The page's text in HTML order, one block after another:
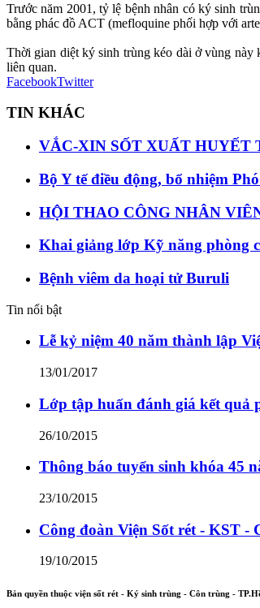
Trước năm 2001, tỷ lệ bệnh nhân có ký sinh
bằng phác đồ ACT (mefloquine phối hợp với
Thời gian diệt ký sinh trùng kéo dài ở vùng này
liên quan.
FacebookTwitter
TIN KHÁC
VẮC-XIN SỐT XUẤT HUYẾT
Bộ Y tế điều động, bổ nhiệm
HỘI THAO CÔNG NHÂN
Khai giảng lớp Kỹ năng phòng
Bệnh viêm da hoại tử Buruli
Tin nổi bật
Lễ kỷ niệm 40 năm thành lập
13/01/2017
Lớp tập huấn đánh giá kết quả
26/10/2015
Thông báo tuyển sinh khóa 45
23/10/2015
Công đoàn Viện Sốt rét - KST
19/10/2015
Bản quyền thuộc viện sốt rét - Ký sinh trùng - Côn trùng -